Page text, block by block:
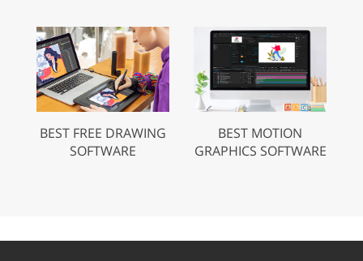
BEST FREE DRAWING
SOFTWARE
BEST MOTION
GRAPHICS SOFTWARE